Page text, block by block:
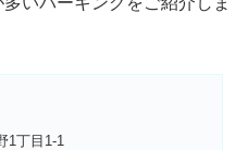
1丁目1-1